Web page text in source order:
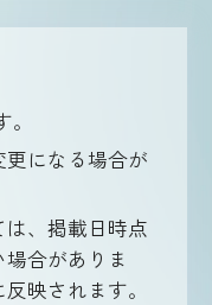
になる場合が
、掲載日時点
合がありま
映されます。